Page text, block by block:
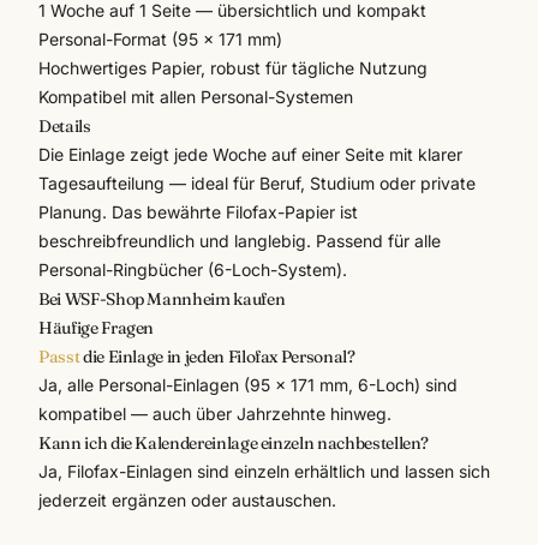
1 Woche auf 1 Seite — übersichtlich und kompakt
Personal-Format (95 × 171 mm)
Hochwertiges Papier, robust für tägliche Nutzung
Kompatibel mit allen Personal-Systemen
Details
Die Einlage zeigt jede Woche auf einer Seite mit klarer
Tagesaufteilung — ideal für Beruf, Studium oder private
Planung. Das bewährte Filofax-Papier ist
beschreibfreundlich und langlebig. Passend für alle
Personal-Ringbücher (6-Loch-System).
Bei WSF-Shop Mannheim kaufen
Häufige Fragen
Passtdie Einlage in jeden Filofax Personal?
Ja, alle Personal-Einlagen (95 × 171 mm, 6-Loch) sind
kompatibel — auch über Jahrzehnte hinweg.
Kann ich die Kalendereinlage einzeln nachbestellen?
Ja, Filofax-Einlagen sind einzeln erhältlich und lassen sich
jederzeit ergänzen oder austauschen.